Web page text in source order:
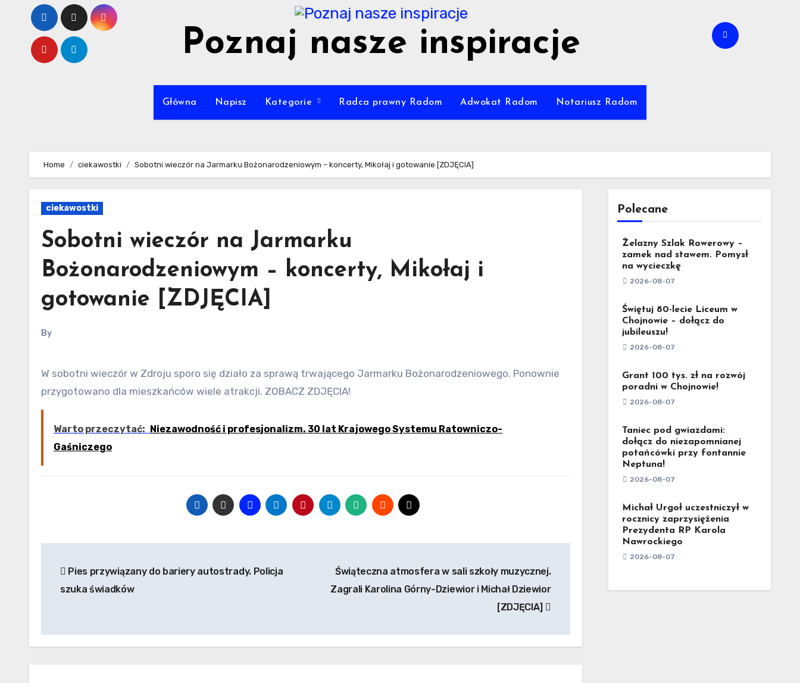
content
Poznaj nasze inspiracje
Główna Napisz Kategorie Radca prawny Radom Adwokat Radom Notariusz Radom
Home ciekawostki Sobotni wieczór na Jarmarku Bożonarodzeniowym – koncerty, Mikołaj i gotowanie [ZDJĘCIA]
ciekawostki
Sobotni wieczór na Jarmarku
Bożonarodzeniowym – koncerty, Mikołaj i
gotowanie [ZDJĘCIA]
By
W sobotni wieczór w Zdroju sporo się działo za sprawą trwającego Jarmarku Bożonarodzeniowego. Ponownie
przygotowano dla mieszkańców wiele atrakcji. ZOBACZ ZDJĘCIA!
Warto przeczytać: Niezawodność i profesjonalizm. 30 lat Krajowego Systemu Ratowniczo-
Gaśniczego
wpisuPies przywiązany do bariery autostrady. Policja
szuka świadków
Świąteczna atmosfera w sali szkoły muzycznej.
Zagrali Karolina Górny-Dziewior i Michał Dziewior
[ZDJĘCIA]
Polecane
Żelazny Szlak Rowerowy –
zamek nad stawem. Pomysł
na wycieczkę
2026-08-07
Świętuj 80-lecie Liceum w
Chojnowie – dołącz do
jubileuszu!
2026-08-07
Grant 100 tys. zł na rozwój
poradni w Chojnowie!
2026-08-07
Taniec pod gwiazdami:
dołącz do niezapomnianej
potańcówki przy fontannie
Neptuna!
2026-08-07
Michał Urgoł uczestniczył w
rocznicy zaprzysiężenia
Prezydenta RP Karola
Nawrockiego
2026-08-07